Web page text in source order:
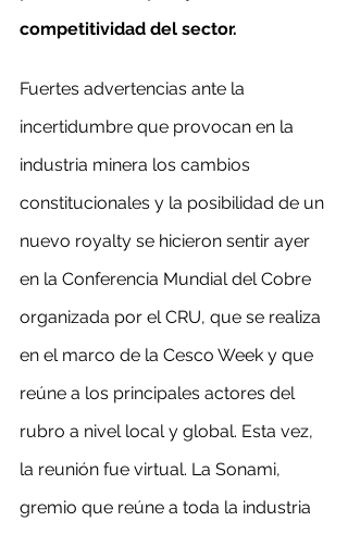
competitividad del sector.
Fuertes advertencias ante la
incertidumbre que provocan en la
industria minera los cambios
constitucionales y la posibilidad de un
nuevo royalty se hicieron sentir ayer
en la Conferencia Mundial del Cobre
organizada por el CRU, que se realiza
en el marco de la Cesco Week y que
reúne a los principales actores del
rubro a nivel local y global. Esta vez,
la reunión fue virtual. La Sonami,
gremio que reúne a toda la industria